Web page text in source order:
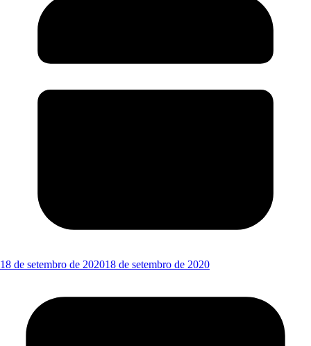
18 de setembro de 202018 de setembro de 2020